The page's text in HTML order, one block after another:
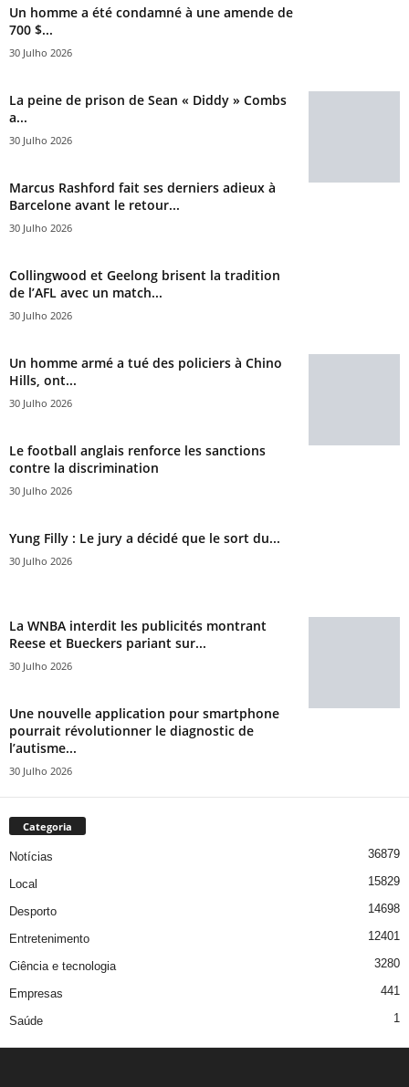
Un homme a été condamné à une amende de
700 $...
30 Julho 2026
La peine de prison de Sean « Diddy » Combs
a...
30 Julho 2026
Marcus Rashford fait ses derniers adieux à
Barcelone avant le retour...
30 Julho 2026
Collingwood et Geelong brisent la tradition
de l’AFL avec un match...
30 Julho 2026
Un homme armé a tué des policiers à Chino
Hills, ont...
30 Julho 2026
Le football anglais renforce les sanctions
contre la discrimination
30 Julho 2026
Yung Filly : Le jury a décidé que le sort du...
30 Julho 2026
La WNBA interdit les publicités montrant
Reese et Bueckers pariant sur...
30 Julho 2026
Une nouvelle application pour smartphone
pourrait révolutionner le diagnostic de
l’autisme...
30 Julho 2026
Categoria
Notícias 36879
Local 15829
Desporto 14698
Entretenimento 12401
Ciência e tecnologia 3280
Empresas 441
Saúde 1